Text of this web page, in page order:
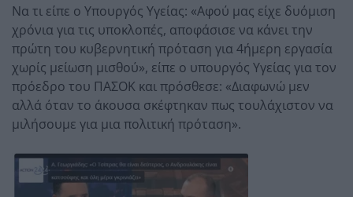
Να τι είπε ο Υπουργός Υγείας: «Αφού μας είχε δυόμιση
χρόνια για τις υποκλοπές, αποφάσισε να κάνει την
πρώτη του κυβερνητική πρόταση για 4ήμερη εργασία
χωρίς μείωση μισθού», είπε ο υπουργός Υγείας για τον
πρόεδρο του ΠΑΣΟΚ και πρόσθεσε: «Διαφωνώ μεν
αλλά όταν το άκουσα σκέφτηκαν πως τουλάχιστον να
μιλήσουμε για μια πολιτική πρόταση».